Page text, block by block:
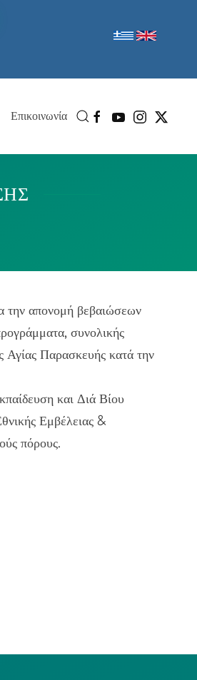
Επικοινωνία
την απονομή βεβαιώσεων
συνολικής
Παρασκευής κατά την
και Διά Βίου
Εμβέλειας &
πόρους.